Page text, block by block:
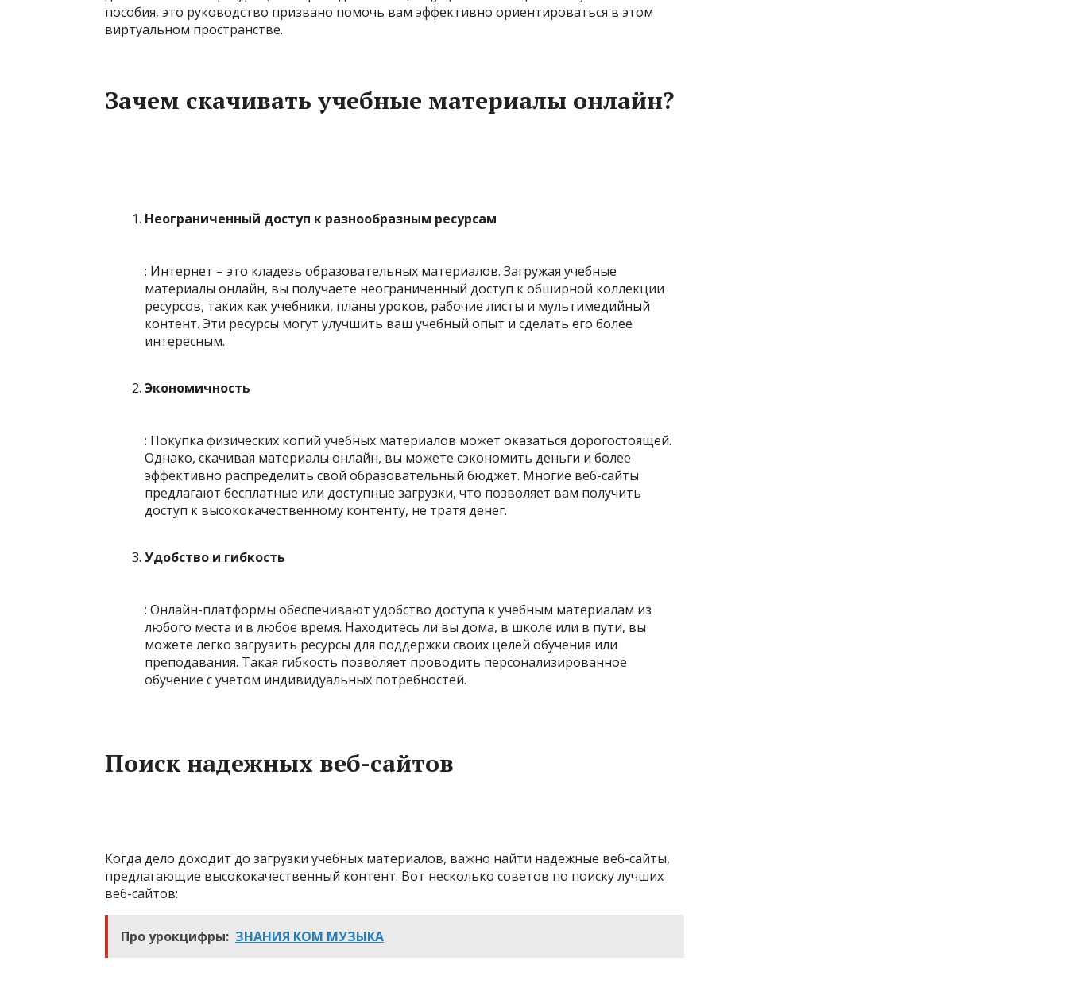
пособия, это руководство призвано помочь вам эффективно ориентироваться в этом
виртуальном пространстве.
Зачем скачивать учебные материалы онлайн?
Неограниченный доступ к разнообразным ресурсам
: Интернет – это кладезь образовательных материалов. Загружая учебные
материалы онлайн, вы получаете неограниченный доступ к обширной коллекции
ресурсов, таких как учебники, планы уроков, рабочие листы и мультимедийный
контент. Эти ресурсы могут улучшить ваш учебный опыт и сделать его более
интересным.
Экономичность
: Покупка физических копий учебных материалов может оказаться дорогостоящей.
Однако, скачивая материалы онлайн, вы можете сэкономить деньги и более
эффективно распределить свой образовательный бюджет. Многие веб-сайты
предлагают бесплатные или доступные загрузки, что позволяет вам получить
доступ к высококачественному контенту, не тратя денег.
Удобство и гибкость
: Онлайн-платформы обеспечивают удобство доступа к учебным материалам из
любого места и в любое время. Находитесь ли вы дома, в школе или в пути, вы
можете легко загрузить ресурсы для поддержки своих целей обучения или
преподавания. Такая гибкость позволяет проводить персонализированное
обучение с учетом индивидуальных потребностей.
Поиск надежных веб-сайтов
Когда дело доходит до загрузки учебных материалов, важно найти надежные веб-сайты,
предлагающие высококачественный контент. Вот несколько советов по поиску лучших
веб-сайтов:
Про урокцифры: ЗНАНИЯ КОМ МУЗЫКА